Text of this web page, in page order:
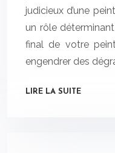
judicieux d’une
un rôle
final de votre
engendrer des
LIRE LA SUITE